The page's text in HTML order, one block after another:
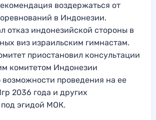
воздержаться от
в Индонезии.
отказ индонезийской стороны в
виз израильским гимнастам.
приостановил консультации
комитетом Индонезии
возможности проведения на ее
2036 года и других
эгидой МОК.